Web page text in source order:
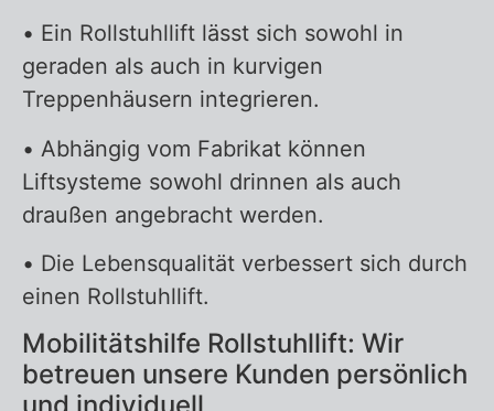
• Ein Rollstuhllift lässt sich sowohl in
geraden als auch in kurvigen
Treppenhäusern integrieren.
• Abhängig vom Fabrikat können
Liftsysteme sowohl drinnen als auch
draußen angebracht werden.
• Die Lebensqualität verbessert sich durch
einen Rollstuhllift.
Mobilitätshilfe Rollstuhllift: Wir
betreuen unsere Kunden persönlich